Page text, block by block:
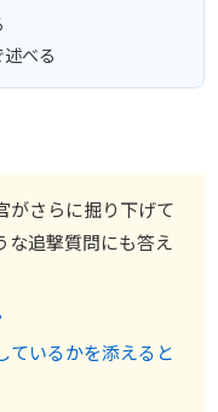
べる
がさらに掘り下げて
な追撃質問にも答え
ているかを添えると